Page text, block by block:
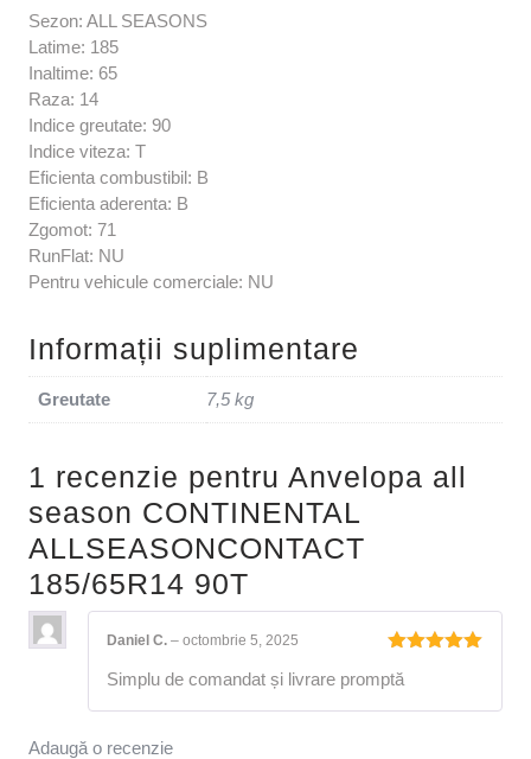
Sezon: ALL SEASONS
Latime: 185
Inaltime: 65
Raza: 14
Indice greutate: 90
Indice viteza: T
Eficienta combustibil: B
Eficienta aderenta: B
Zgomot: 71
RunFlat: NU
Pentru vehicule comerciale: NU
Informații suplimentare
Greutate 7,5 kg
1 recenzie pentru Anvelopa all
season CONTINENTAL
ALLSEASONCONTACT
185/65R14 90T
5din 5
Daniel C. – octombrie 5, 2025
Simplu de comandat și livrare promptă
Adaugă o recenzie